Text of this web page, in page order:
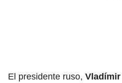
El presidente ruso,